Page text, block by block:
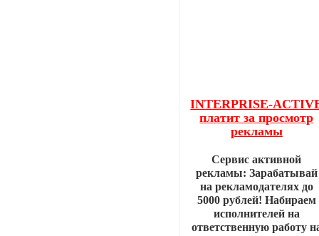
INTERPRISE-
платит за просмотр
рекламы
Сервис активной
рекламы: Зарабатывай
на рекламодателях до
5000 рублей! Набираем
исполнителей на
ответственную работу